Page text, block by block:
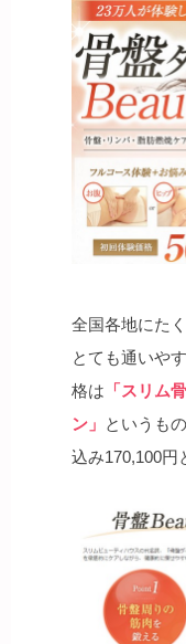
全国各地にた
とても通いや
格は 「スリム
ン」 というも
込み170,100円